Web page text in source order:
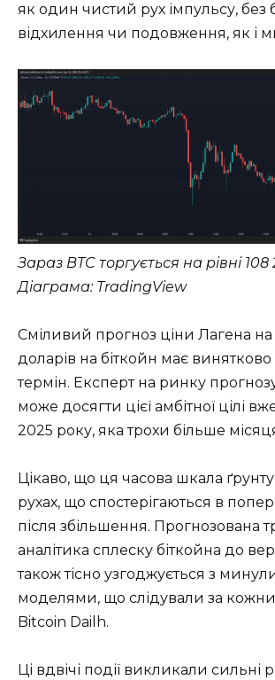
як один чистий рух імпульсу, без
відхилення чи подовження, як і
Зараз BTC торгується на рівні 108
Діаграма: TradingView
Сміливий прогноз ціни Лагена
доларів на біткойн має
термін. Експерт на ринку
може досягти цієї амбітної цілі
2025 року, яка трохи більше
Цікаво, що ця часова шкала
рухах, що спостерігаються в
після збільшення. Прогнозована
аналітика сплеску біткойна до
також тісно узгоджується з
моделями, що слідували за
Bitcoin Dailh.
Ці вдвічі події викликали сильні